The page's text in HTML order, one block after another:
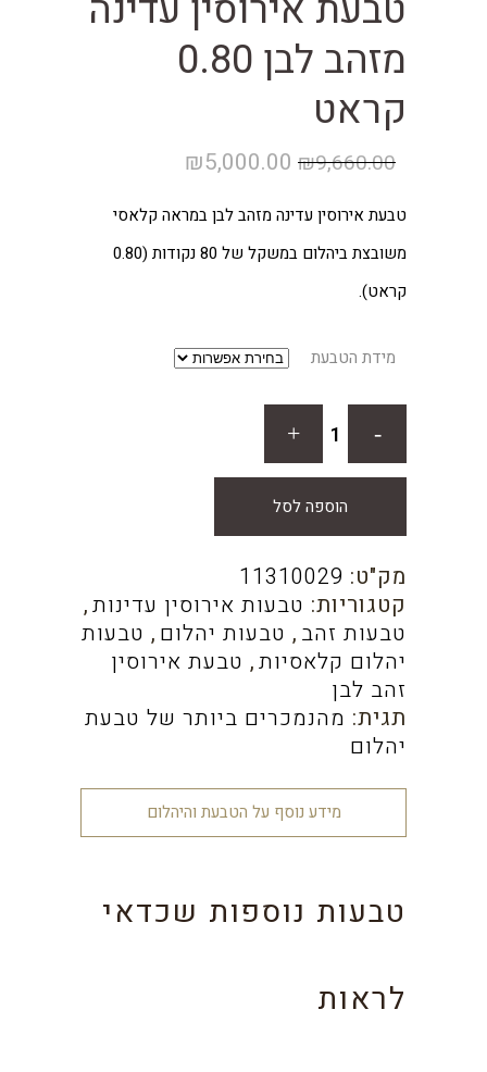
מזהב לבן 0.80
קראט
₪9,660.00
המחיר
₪9,660.00.
₪5,000.00
הוא:
₪5,000.00.
טבעת אירוסין עדינה מזהב לבן במראה קלאסי
משובצת ביהלום במשקל של 80 נקודות (0.80
קראט).
מידת הטבעת
הוספה לסל
מק"ט: 11310029
קטגוריות: טבעות אירוסין עדינות,
טבעות זהב , טבעות יהלום , טבעות
יהלום קלאסיות, טבעת אירוסין
זהב לבן
תגית: מהנמכרים ביותר של טבעת
יהלום
מידע נוסף על הטבעת והיהלום
טבעות נוספות שכדאי
לראות